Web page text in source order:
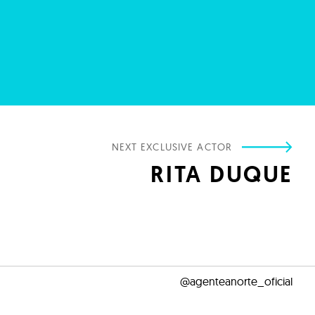
NEXT EXCLUSIVE ACTOR
RITA DUQUE
@agenteanorte_oficial